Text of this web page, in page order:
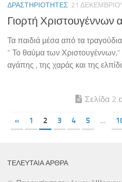
ΔΡΑΣΤΗΡΙΌΤΗΤΕΣ 21
Γιορτή Χριστουγέννων
Τα παιδιά μέσα από τα
” Το θαύμα των
αγάπης , της χαράς και της
Σελίδα 2
« 1 2 3 4 5 ...
ΤΕΛΕΥΤΑΊΑ ΆΡΘΡΑ